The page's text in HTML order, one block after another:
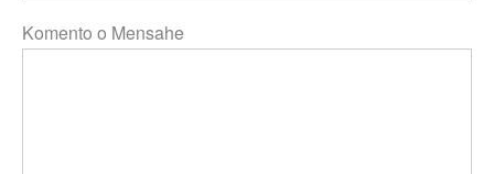
Komento o Mensahe